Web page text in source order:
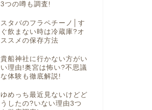
3つの噂も調査!
スタバのフラペチーノ│す
ぐ飲まない時は冷蔵庫?オ
ススメの保存方法
貴船神社に行かない方がい
い理由!奥宮は怖い?不思議
な体験も徹底解説!
ゆめっち最近見ないけどど
うしたの?いない理由3つ